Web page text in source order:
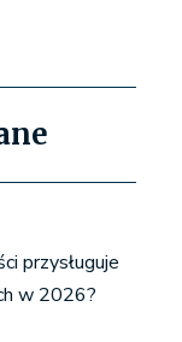
przysługuje
w 2026?